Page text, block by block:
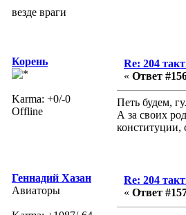
везде враги
Корень
Karma: +0/-0
Offline
Re: 204
« Ответ
Петь будем,
А за своих
конституции,
Геннадий Хазан
Авиаторы
Re: 204
« Ответ